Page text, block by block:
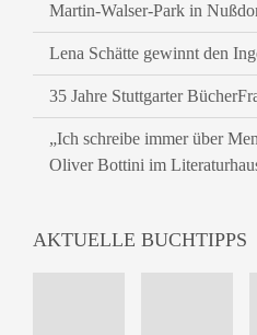
Martin-Walser-Park in
Lena Schätte gewinnt den
35 Jahre Stuttgarter
„Ich schreibe immer über
Oliver Bottini im
AKTUELLE BUCHTIPPS